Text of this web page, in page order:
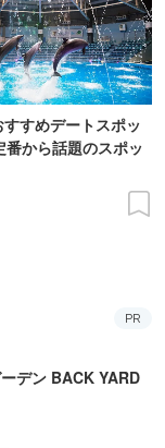
すすめデートスポッ
番から話題のスポッ
PR
デン BACK YARD